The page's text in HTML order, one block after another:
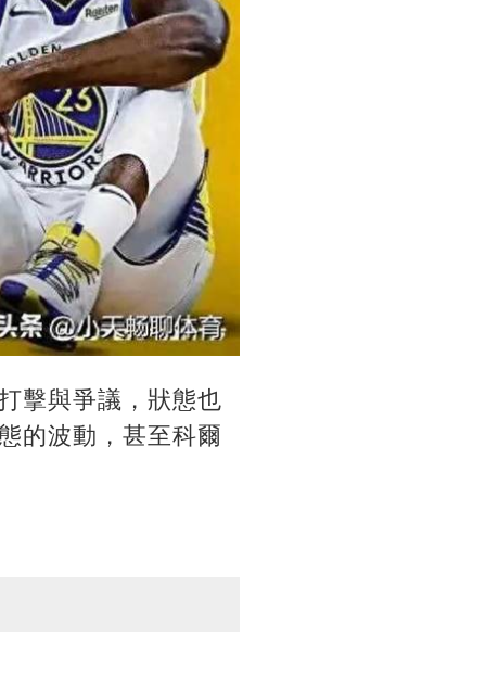
擊與爭議，狀態也
的波動，甚至科爾